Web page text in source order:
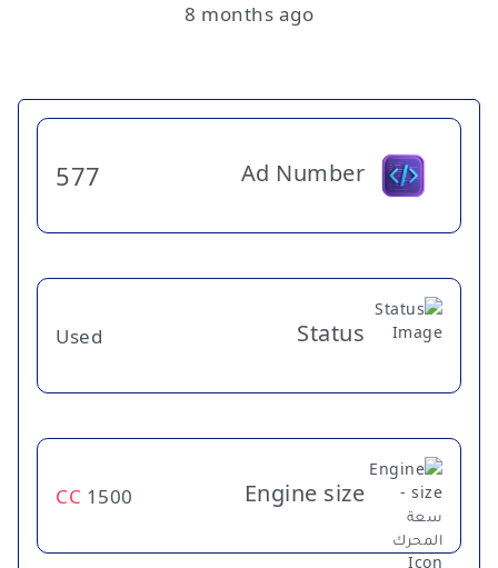
8 months ago
Ad Number
577
Status
Used
Engine size
1500
CC